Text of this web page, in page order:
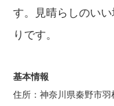
す。見晴らしのい
りです。
基本情報
住所：神奈川県秦野市羽